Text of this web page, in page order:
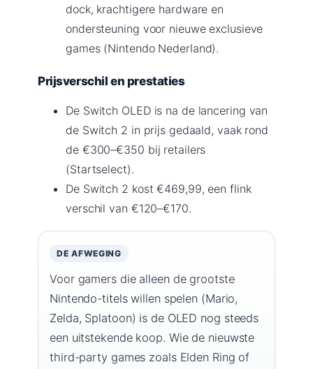
dock, krachtigere hardware en
ondersteuning voor nieuwe exclusieve
games (Nintendo Nederland).
Prijsverschil en prestaties
De Switch OLED is na de lancering van
de Switch 2 in prijs gedaald, vaak rond
de €300–€350 bij retailers
(Startselect).
De Switch 2 kost €469,99, een flink
verschil van €120–€170.
DE AFWEGING
Voor gamers die alleen de grootste
Nintendo-titels willen spelen (Mario,
Zelda, Splatoon) is de OLED nog steeds
een uitstekende koop. Wie de nieuwste
third-party games zoals Elden Ring of